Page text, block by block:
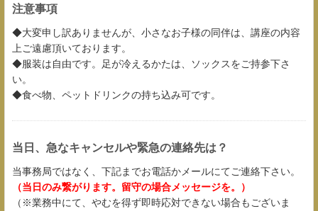
注意事項
◆大変申し訳ありませんが、小さなお子様の同伴は、講座の内容
上ご遠慮頂いております。
◆服装は自由です。足が冷えるかたは、ソックスをご持参下さ
い。
◆食べ物、ペットドリンクの持ち込み可です。
当日、急なキャンセルや緊急の連絡先は？
当事務局ではなく、下記までお電話かメールにてご連絡下さい。
（当日のみ繋がります。留守の場合メッセージを。）
（※業務中にて、やむを得ず即時応対できない場合もございま